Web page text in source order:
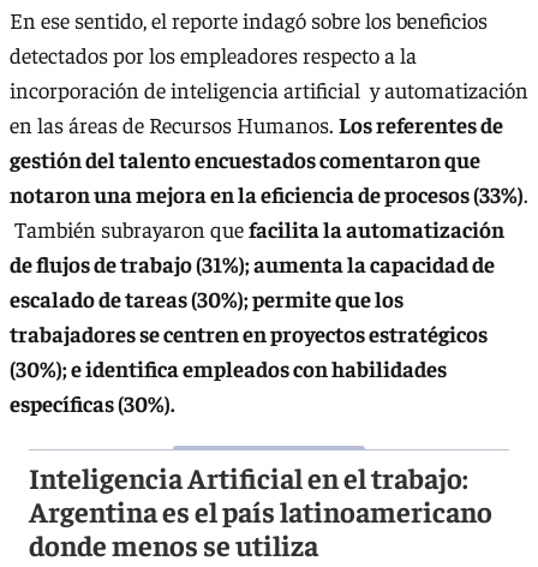
En ese sentido, el reporte indagó sobre los beneficios
detectados por los empleadores respecto a la
incorporación de inteligencia artificial y automatización
en las áreas de Recursos Humanos. Los referentes de
gestión del talento encuestados comentaron que
notaron una mejora en la eficiencia de procesos (33%).
También subrayaron quefacilita la automatización
de flujos de trabajo (31%); aumenta la capacidad de
escalado de tareas (30%); permite que los
trabajadores se centren en proyectos estratégicos
(30%); e identifica empleados con habilidades
específicas (30%).
Inteligencia Artificial en el trabajo:
Argentina es el país latinoamericano
donde menos se utiliza